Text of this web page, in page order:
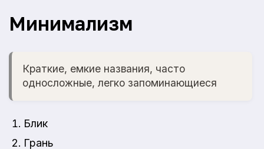
Минимализм
Краткие, емкие названия, часто
односложные, легко запоминающиеся
Блик
Грань